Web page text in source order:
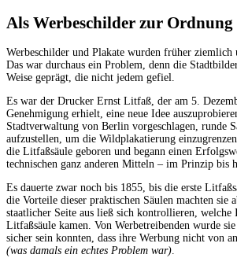
Als Werbeschilder zur Ordnung
Werbeschilder und Plakate wurden früher ziemlich
Das war durchaus ein Problem, denn die
Weise geprägt, die nicht jedem gefiel.
Es war der Drucker Ernst Litfaß, der am 5.
Genehmigung erhielt, eine neue Idee
Stadtverwaltung von Berlin vorgeschlagen, runde
aufzustellen, um die Wildplakatierung
die Litfaßsäule geboren und begann einen
technischen ganz anderen Mitteln – im Prinzip bis
Es dauerte zwar noch bis 1855, bis die erste
die Vorteile dieser praktischen Säulen machten sie
staatlicher Seite aus ließ sich kontrollieren, welche
Litfaßsäule kamen. Von Werbetreibenden wurde
sicher sein konnten, dass ihre Werbung nicht von
(was damals ein echtes Problem war).